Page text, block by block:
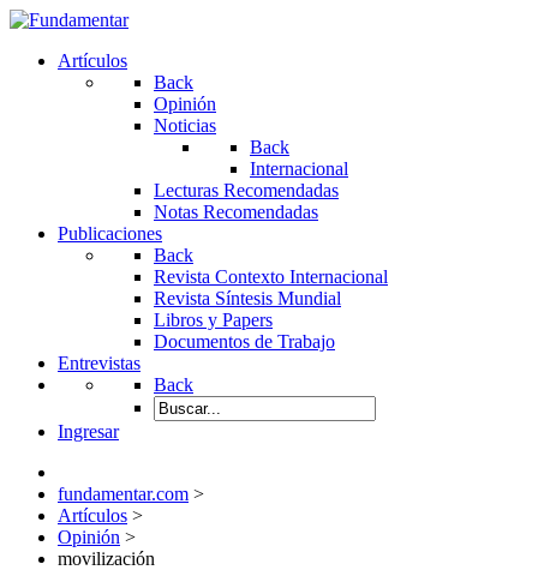
Artículos
Back
Opinión
Noticias
Back
Internacional
Lecturas Recomendadas
Notas Recomendadas
Publicaciones
Back
Revista Contexto Internacional
Revista Síntesis Mundial
Libros y Papers
Documentos de Trabajo
Entrevistas
Back
Ingresar
fundamentar.com >
Artículos >
Opinión >
movilización